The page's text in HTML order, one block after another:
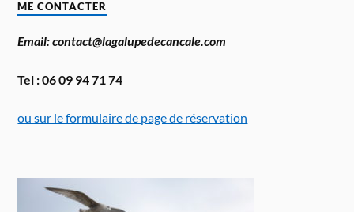
ME CONTACTER
Email: contact@lagalupedecancale.com
Tel : 06 09 94 71 74
ou sur le formulaire de page de réservation